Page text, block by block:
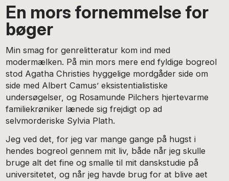
En mors fornemmelse for
bøger
Min smag for genrelitteratur kom ind med
modermælken. På min mors mere end fyldige bogreol
stod Agatha Christies hyggelige mordgåder side om
side med Albert Camus’ eksistentialistiske
undersøgelser, og Rosamunde Pilchers hjertevarme
familiekrøniker lænede sig frejdigt op ad
selvmorderiske Sylvia Plath.
Jeg ved det, for jeg var mange gange på hugst i
hendes bogreol gennem mit liv, både når jeg skulle
bruge alt det fine og smalle til mit danskstudie på
universitetet, og når jeg havde brug for at blive aet